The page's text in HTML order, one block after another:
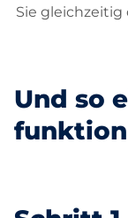
Sie
Und so